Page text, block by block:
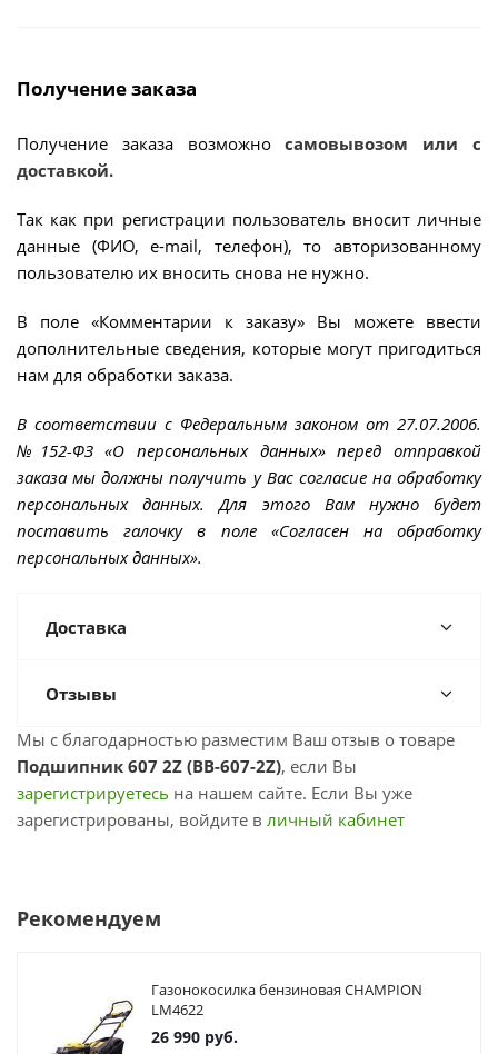
Получение заказа
Получение заказа возможносамовывозом или с
доставкой.
Так как при регистрации пользователь вносит личные
данные (ФИО, e-mail, телефон), то авторизованному
пользователю их вносить снова не нужно.
В поле «Комментарии к заказу» Вы можете ввести
дополнительные сведения, которые могут пригодиться
нам для обработки заказа.
В соответствии с Федеральным законом от 27.07.2006.
№152-ФЗ «О персональных данных» перед отправкой
заказа мы должны получить у Вас согласие на обработку
персональных данных. Для этого Вам нужно будет
поставить галочку в поле «Согласен на обработку
персональных данных».
Доставка
Отзывы
Мы с благодарностью разместим Ваш отзыв о товаре
Подшипник 607 2Z (BB-607-2Z), если Вы
зарегистрируетесь на нашем сайте. Если Вы уже
зарегистрированы, войдите в личный кабинет
Рекомендуем
Газонокосилка бензиновая CHAMPION
LM4622
26 990 руб.